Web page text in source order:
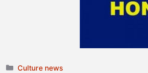
Categories
Culture news